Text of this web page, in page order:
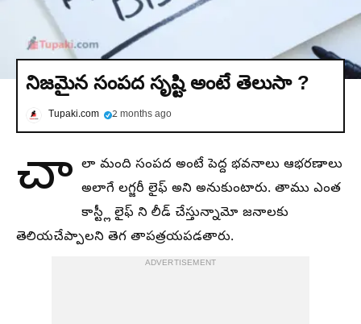
నిజమైన సంపద సృష్టి అంటే తెలుసా ?
Tupaki.com 2 months ago
చా లా మంది సంపద అంటే పెద్ద భవనాలు ఆభరణాలు
అలాగే లగ్జరీ లైఫ్ అని అనుకుంటారు. తాము ఎంత
కాస్ట్లీ లైఫ్ ని లీడ్ చేస్తున్నామో జనాలకు
తెలియచేప్పాలని తెగ తాపత్రయపడతారు.
ADVERTISEMENT